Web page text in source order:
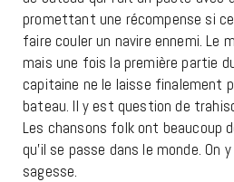
promettant une récompense si
faire couler un navire ennemi. Le
mais une fois la première partie
capitaine ne le laisse finalement
bateau. Il y est question de
Les chansons folk ont beaucoup
qu’il se passe dans le monde. On
sagesse.